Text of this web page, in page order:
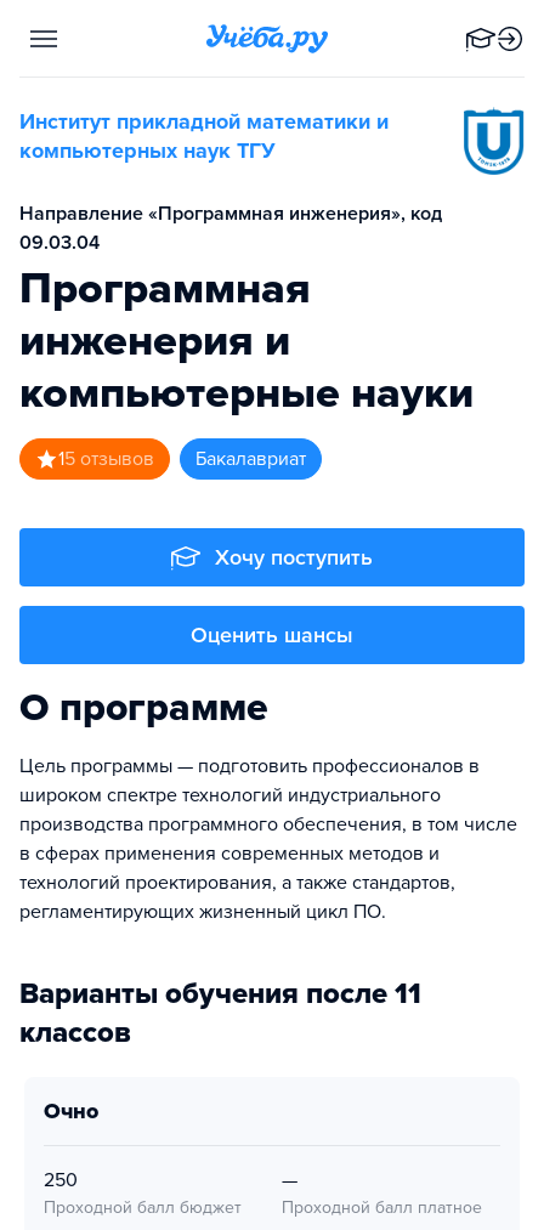
Институт прикладной математики и
компьютерных наук ТГУ
Направление «Программная инженерия», код
09.03.04
Программная
инженерия и
компьютерные науки
15 отзывов бакалавриат
Хочу поступить
Оценить шансы
О программе
Цель программы — подготовить профессионалов в
широком спектре технологий индустриального
производства программного обеспечения, в том числе
в сферах применения современных методов и
технологий проектирования, а также стандартов,
регламентирующих жизненный цикл ПО.
Варианты обучения после 11
классов
очно
250
Проходной балл бюджет
—
Проходной балл платное